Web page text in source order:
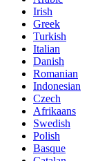
Irish
Greek
Turkish
Italian
Danish
Romanian
Indonesian
Czech
Afrikaans
Swedish
Polish
Basque